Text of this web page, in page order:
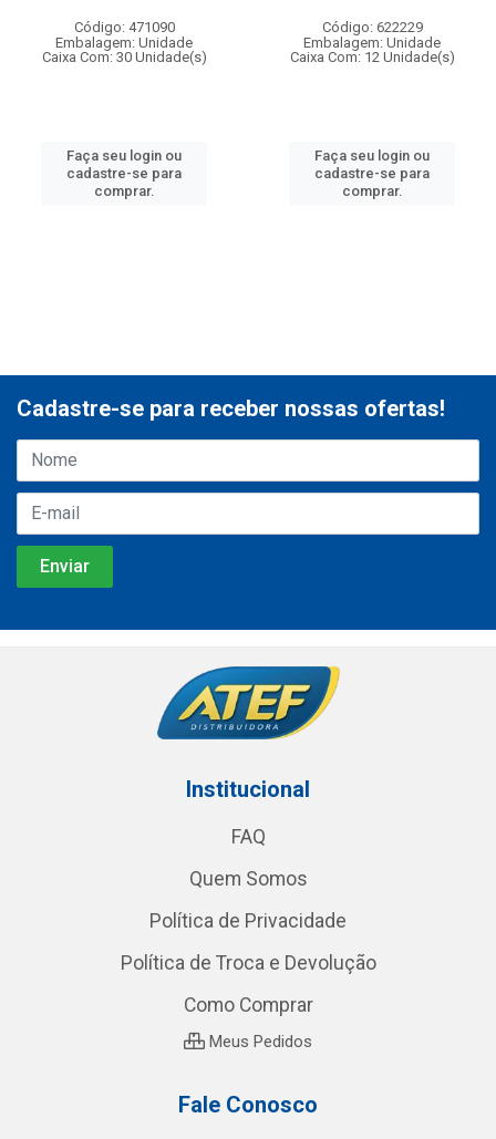
Código: 471090
Embalagem: Unidade
Caixa Com: 30 Unidade(s)
Faça seu login ou
cadastre-se para
comprar.
Código: 622229
Embalagem: Unidade
Caixa Com: 12 Unidade(s)
Faça seu login ou
cadastre-se para
comprar.
Cadastre-se para receber nossas ofertas!
Institucional
FAQ
Quem Somos
Política de Privacidade
Política de Troca e Devolução
Como Comprar
Meus Pedidos
Fale Conosco